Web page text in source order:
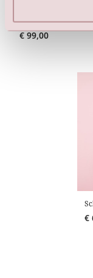
Schleier (200 cm)
€ 99,00
€